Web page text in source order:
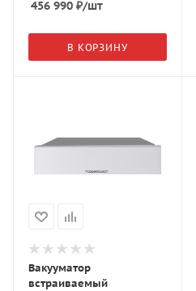
456 990 ₽/шт
В КОРЗИНУ
Вакууматор
встраиваемый